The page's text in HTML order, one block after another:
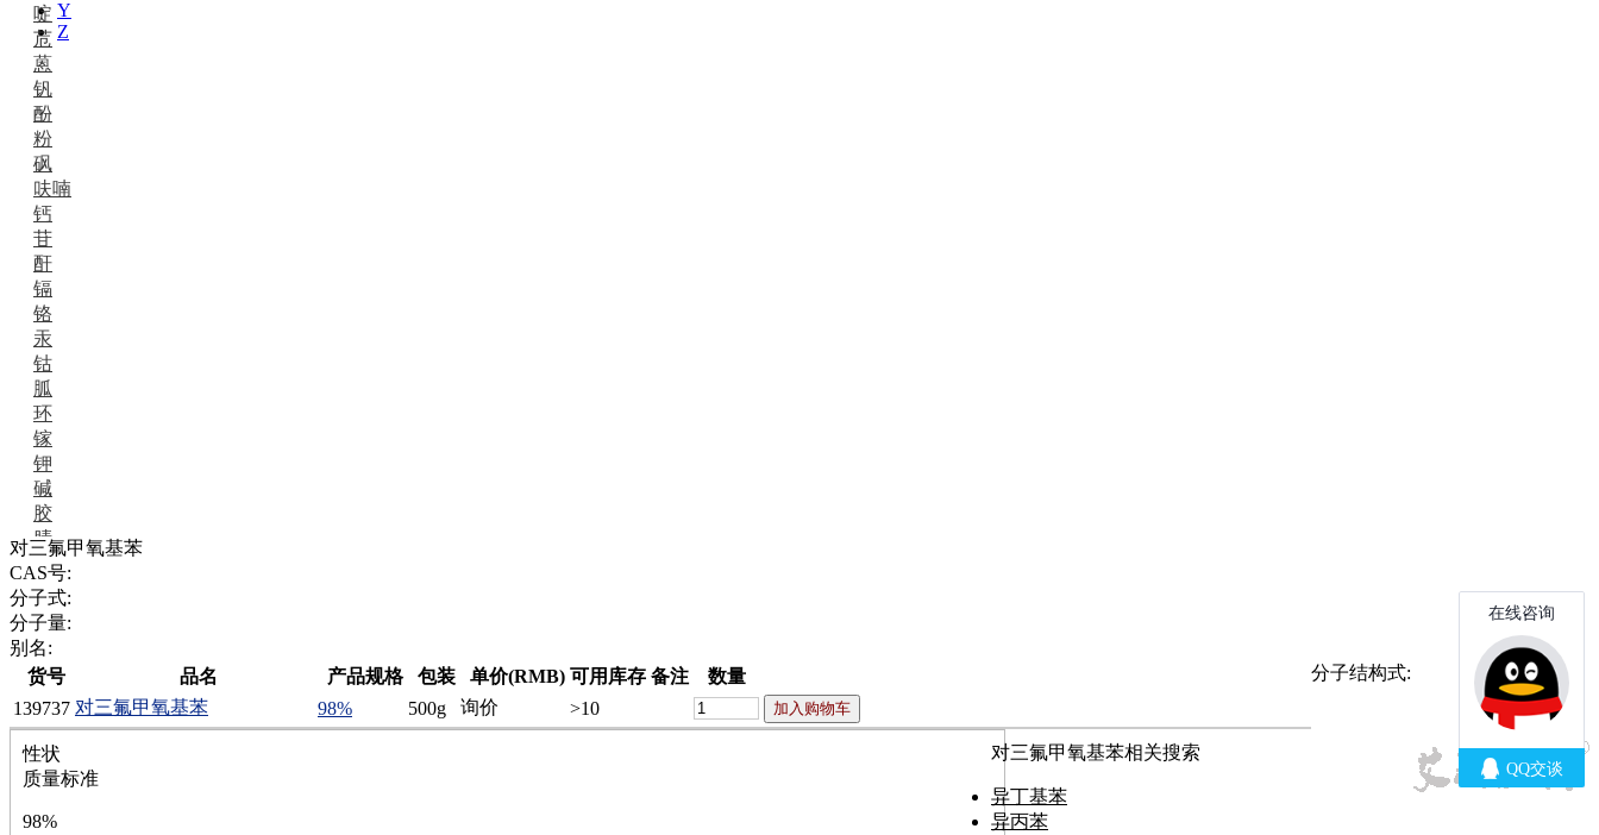
Y
Z
啶
苊
蒽
钒
酚
粉
砜
呋喃
钙
苷
酐
镉
铬
汞
钴
胍
环
镓
钾
碱
胶
腈
精
肼
醌
蜡
锂
啉
磷
硫
铝
氯
对三氟甲氧基苯
CAS号:
分子式:
分子量:
别名:
分子结构式:
货号 品名 产品规格 包装 单价(RMB) 可用库存 备注
数量
139737 对三氟甲氧基苯 98% 500g 询价 >10
性状
质量标准
98%
对三氟甲氧基苯相关搜索
异丁基苯
异丙苯